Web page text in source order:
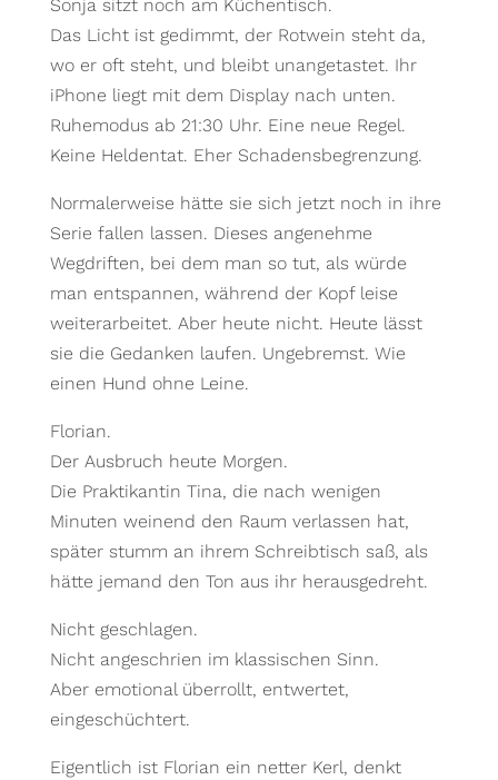
Sonja sitzt noch am Küchentisch.
Das Licht ist gedimmt, der Rotwein steht da,
wo er oft steht, und bleibt unangetastet. Ihr
iPhone liegt mit dem Display nach unten.
Ruhemodus ab 21:30 Uhr. Eine neue Regel.
Keine Heldentat. Eher Schadensbegrenzung.
Normalerweise hätte sie sich jetzt noch in ihre
Serie fallen lassen. Dieses angenehme
Wegdriften, bei dem man so tut, als würde
man entspannen, während der Kopf leise
weiterarbeitet. Aber heute nicht. Heute lässt
sie die Gedanken laufen. Ungebremst. Wie
einen Hund ohne Leine.
Florian.
Der Ausbruch heute Morgen.
Die Praktikantin Tina, die nach wenigen
Minuten weinend den Raum verlassen hat,
später stumm an ihrem Schreibtisch saß, als
hätte jemand den Ton aus ihr herausgedreht.
Nicht geschlagen.
Nicht angeschrien im klassischen Sinn.
Aber emotional überrollt, entwertet,
eingeschüchtert.
Eigentlich ist Florian ein netter Kerl, denkt